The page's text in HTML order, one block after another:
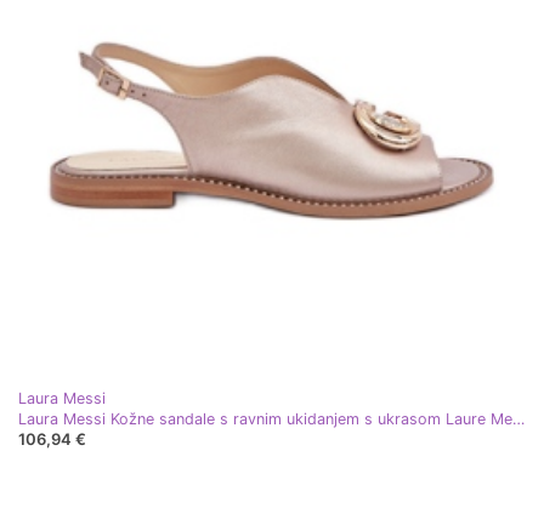
Laura Messi
Laura Messi Kožne sandale s ravnim ukidanjem s ukrasom Laure Messi 2865 Zlotys zlatni
106,94 €